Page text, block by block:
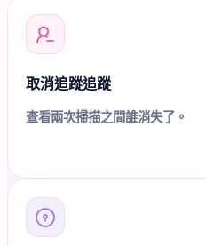
取消追蹤追蹤
查看兩次掃描之間誰消失了。